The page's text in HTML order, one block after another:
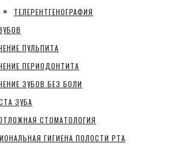
ТЕЛЕРЕНТГЕНОГРАФИЯ
ПУЛЬПИТА
ПЕРИОДОНТИТА
ЗУБОВ БЕЗ БОЛИ
ЗУБА
СТОМАТОЛОГИЯ
ГИГИЕНА ПОЛОСТИ РТА